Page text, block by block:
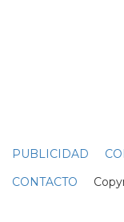
PUBLICIDAD
CONTACTO